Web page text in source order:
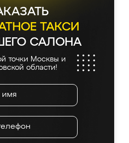
ТАКСИ
САЛОНА
точки Москвы и
области!